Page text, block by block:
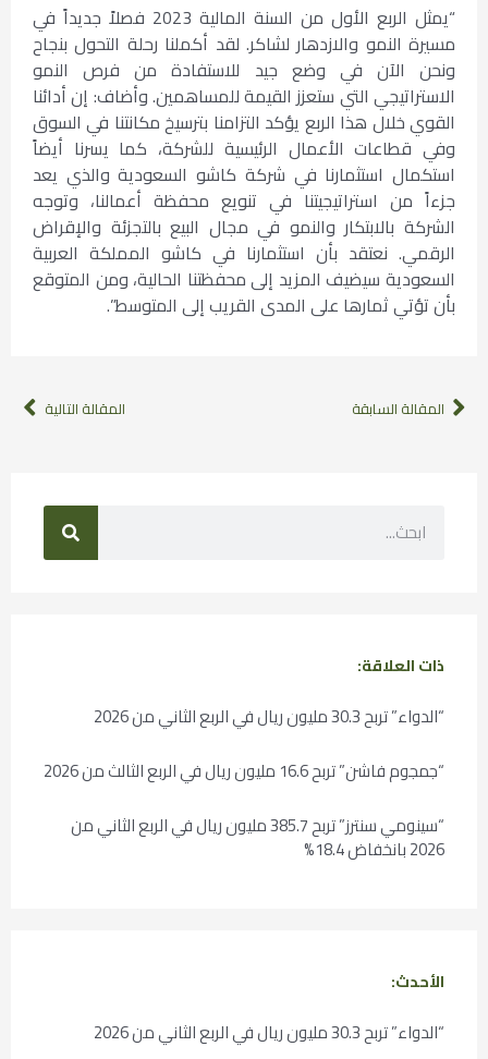
“يمثل الربع الأول من السنة المالية 2023 فصلاً جديداً في
مسيرة النمو والازدهار لشاكر. لقد أكملنا رحلة التحول بنجاح
ونحن الآن في وضع جيد للاستفادة من فرص النمو
الاستراتيجي التي ستعزز القيمة للمساهمين. وأضاف: إن أدائنا
القوي خلال هذا الربع يؤكد التزامنا بترسيخ مكانتنا في السوق
وفي قطاعات الأعمال الرئيسية للشركة، كما يسرنا أيضاً
استكمال استثمارنا في شركة كاشو السعودية والذي يعد
جزءاً من استراتيجيتنا في تنويع محفظة أعمالنا، وتوجه
الشركة بالابتكار والنمو في مجال البيع بالتجزئة والإقراض
الرقمي. نعتقد بأن استثمارنا في كاشو المملكة العربية
السعودية سيضيف المزيد إلى محفظتنا الحالية، ومن المتوقع
بأن تؤتي ثمارها على المدى القريب إلى المتوسط”.
المقالة السابقة المقالة التالية
ذات العلاقة:
“الدواء” تربح 30.3 مليون ريال في الربع الثاني من 2026
“جمجوم فاشن” تربح 16.6 مليون ريال في الربع الثالث من 2026
“سينومي سنترز” تربح 385.7 مليون ريال في الربع الثاني من
2026 بانخفاض 18.4%
الأحدث:
“الدواء” تربح 30.3 مليون ريال في الربع الثاني من 2026